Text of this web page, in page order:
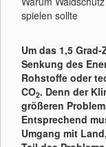
spielen sollte
Um das 1,5
Senkung des
Rohstoffe oder
CO2. Denn der
größeren
Entsprechend
Umgang mit